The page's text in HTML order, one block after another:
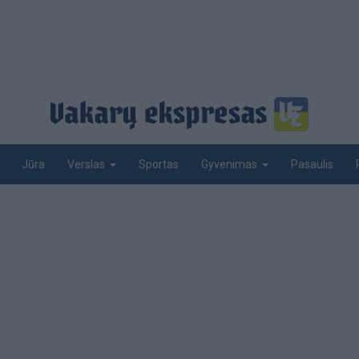
Jūra Verslas Sportas Gyvenimas Pasaulis